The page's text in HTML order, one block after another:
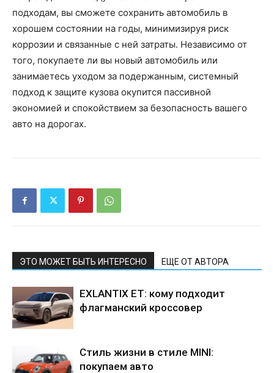
подходам, вы сможете сохранить автомобиль в
хорошем состоянии на годы, минимизируя риск
коррозии и связанные с ней затраты. Независимо от
того, покупаете ли вы новый автомобиль или
занимаетесь уходом за подержанным, системный
подход к защите кузова окупится пассивной
экономией и спокойствием за безопасность вашего
авто на дорогах.
ЭТО МОЖЕТ БЫТЬ ИНТЕРЕСНО ЕЩЕ ОТ АВТОРА
EXLANTIX ET: кому подходит
флагманский кроссовер
Стиль жизни в стиле MINI:
покупаем авто